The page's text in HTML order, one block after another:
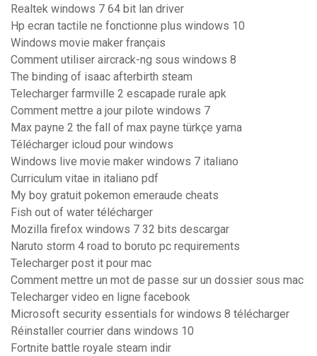
Realtek windows 7 64 bit lan driver
Hp ecran tactile ne fonctionne plus windows 10
Windows movie maker français
Comment utiliser aircrack-ng sous windows 8
The binding of isaac afterbirth steam
Telecharger farmville 2 escapade rurale apk
Comment mettre a jour pilote windows 7
Max payne 2 the fall of max payne türkçe yama
Télécharger icloud pour windows
Windows live movie maker windows 7 italiano
Curriculum vitae in italiano pdf
My boy gratuit pokemon emeraude cheats
Fish out of water télécharger
Mozilla firefox windows 7 32 bits descargar
Naruto storm 4 road to boruto pc requirements
Telecharger post it pour mac
Comment mettre un mot de passe sur un dossier sous mac
Telecharger video en ligne facebook
Microsoft security essentials for windows 8 télécharger
Réinstaller courrier dans windows 10
Fortnite battle royale steam indir